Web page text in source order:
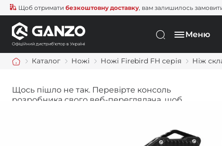
Щоб отриматибезкоштовну доставку, вам залишилось замовити ще
Меню
Каталог Ножі Ножі Firebird FH серія Ніж
Щось пішло не так. Перевірте консоль
розробника свого веб-переглядача, щоб